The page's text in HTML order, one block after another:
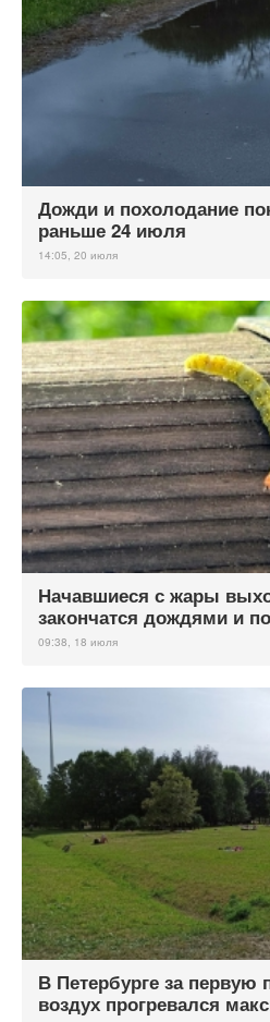
Дожди и похолодание
раньше 24 июля
14:05, 20 июля
Начавшиеся с жары
закончатся дождями и
09:38, 18 июля
В Петербурге за
воздух прогревался